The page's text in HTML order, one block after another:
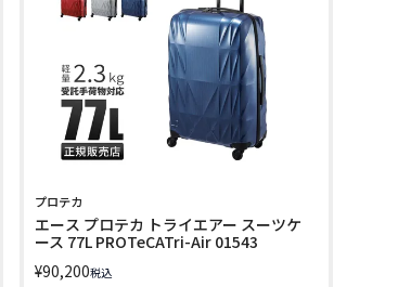
プロテカ
エース プロテカ トライエアー スーツケ
ース 77L PROTeCATri-Air 01543
¥90,200税込